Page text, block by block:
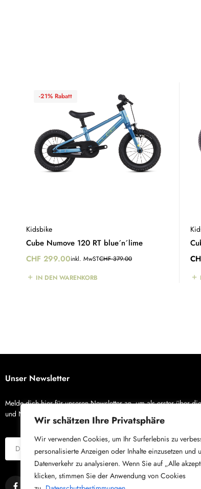
Wir schätzen Ihre Privatsphäre
Wir verwenden Cookies, um Ihr Surferlebnis zu
personalisierte Anzeigen oder Inhalte einzusetzen und
Datenverkehr zu analysieren. Wenn Sie auf „Alle
klicken, stimmen Sie der Anwendung von Cookies
-21% Rabatt
Kidsbike
Cube Numove 120 RT blue´n´lime
CHF379.00
CHF 299.00inkl. MwST
IN DEN WARENKORB
Unser Newsletter
Melde dich hier für unseren Newsletter an, um als erster über
und Neuigkeiten von X-Bike zu erfahren.